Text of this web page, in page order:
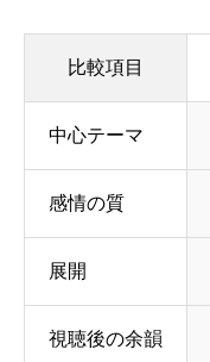
比較項目
中心テーマ
感情の質
展開
視聴後の余韻